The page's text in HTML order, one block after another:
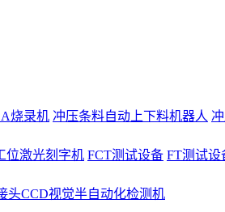
烧录机 冲压条料自动上下料机器人
位激光刻字机 FCT测试设备 FT测试设
头CCD视觉半自动化检测机